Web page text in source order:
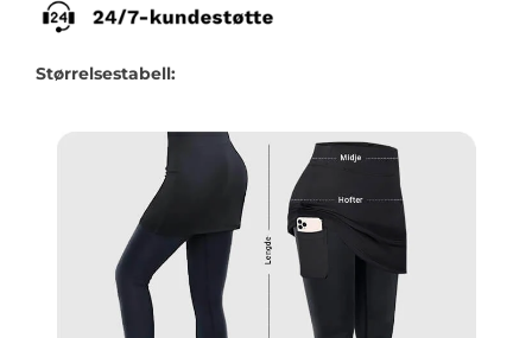
Størrelsestabell: